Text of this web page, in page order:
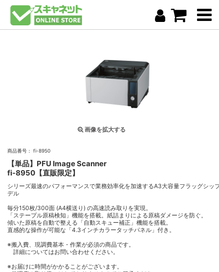
画像を拡大する
商品番号： fi-8950
【単品】PFU Image Scanner
fi-8950【直販限定】
シリーズ最速のパフォーマンスで業務効率化を加速するA3大容量フラッグシッ
デル
毎分150枚/300面 (A4横送り) の高速読み取りを実現。
「ステープル原稿検知」機能を搭載。紙詰まりによる原稿ダメージを防ぐ。
傾いた原稿を自動で整える「自動スキュー補正」機能を搭載。
直感的な操作が可能な「4.3インチカラータッチパネル」付き。
※搬入費、現調費基本・作業が必須の商品です。
詳細についてはお問い合わせください。
※お届けに時間がかかることがございます。